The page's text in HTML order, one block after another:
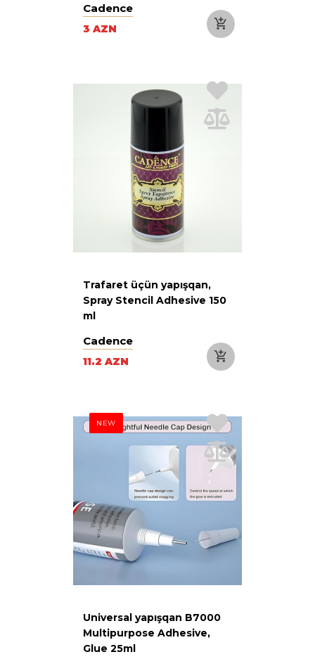
Cadence
3 AZN
Trafaret üçün yapışqan,
Spray Stencil Adhesive 150
ml
Cadence
11.2 AZN
NEW
Universal yapışqan B7000
Multipurpose Adhesive,
Glue 25ml